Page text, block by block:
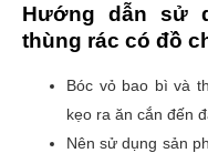
Hướng dẫn sử
thùng rác có đồ
Bóc vỏ bao bì và
kẹo ra ăn cắn đến
Nên sử dụng sản